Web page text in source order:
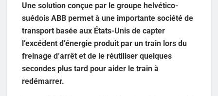
Une solution conçue par le groupe helvético-
suédois ABB permet à une importante société de
transport basée aux États-Unis de capter
l’excédent d’énergie produit par un train lors du
freinage d’arrêt et de le réutiliser quelques
secondes plus tard pour aider le train à
redémarrer.